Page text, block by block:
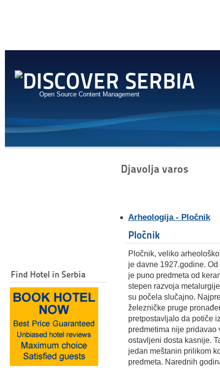
Open Source Content Management
Find Hotel in Serbia
Djavolja varos
Arheologija - Pločnik
Pločnik
Pločnik, veliko
je davne 1927.godine.
je puno predmeta od
stepen razvoja
su počela slučajno.
železničke pruge
pretpostavljalo da potiče
predmetima nije pridavao
ostavljeni dosta kasnije.
jedan meštanin prilikom
predmeta. Narednih